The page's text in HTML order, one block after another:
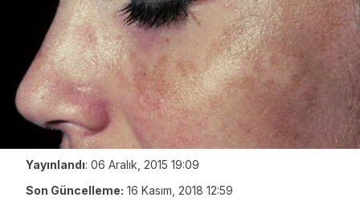
Yayınlandı: 06 Aralık, 2015 19:09
Son Güncelleme: 16 Kasım, 2018 12:59